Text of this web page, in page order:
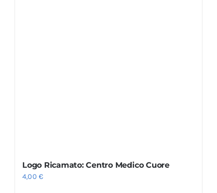
Logo Ricamato: Centro Medico Cuore
4,00€